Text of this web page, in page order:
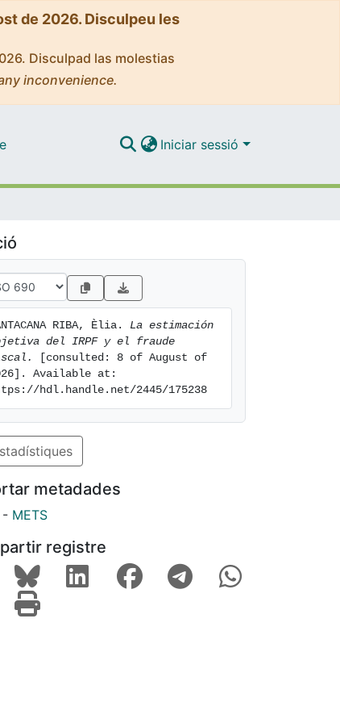
de 2026. Disculpeu les
Disculpad las molestias
inconvenience.
Iniciar sessió
RIBA, Èlia. La estimación
del IRPF y el fraude
[consulted: 8 of August of
Available at:
hdl.handle.net/2445/175238
metadades
- METS
registre